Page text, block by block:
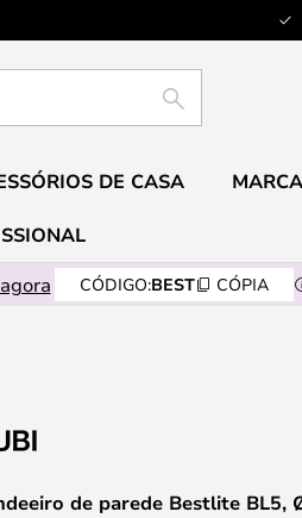
PESQUISAR
DE CASA
CÓDIGO:BEST CÓPIA
de parede Bestlite